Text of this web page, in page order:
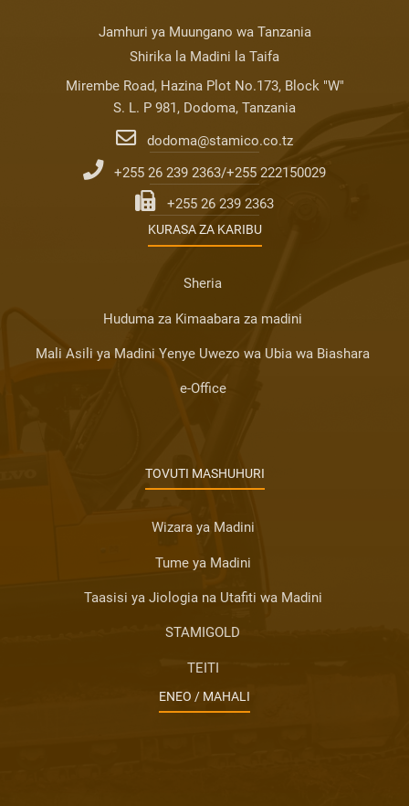
Jamhuri ya Muungano wa Tanzania
Shirika la Madini la Taifa
Mirembe Road, Hazina Plot No.173, Block "W"
S. L. P 981, Dodoma, Tanzania
dodoma@stamico.co.tz
+255 26 239 2363/+255 222150029
+255 26 239 2363
KURASA ZA KARIBU
Sheria
Huduma za Kimaabara za madini
Mali Asili ya Madini Yenye Uwezo wa Ubia wa Biashara
e-Office
TOVUTI MASHUHURI
Wizara ya Madini
Tume ya Madini
Taasisi ya Jiologia na Utafiti wa Madini
STAMIGOLD
TEITI
ENEO / MAHALI